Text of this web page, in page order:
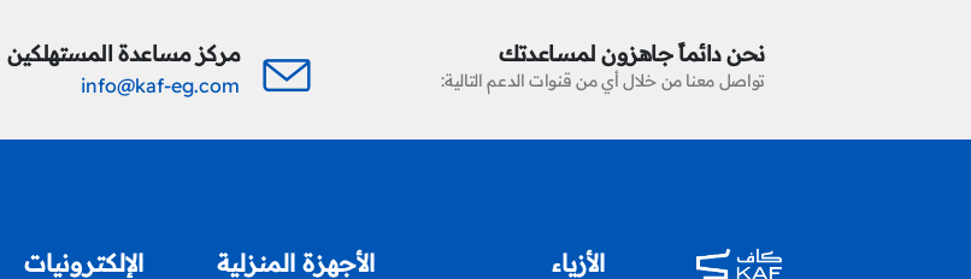
نحن دائماً جاهزون لمساعدتك
تواصل معنا من خلال أي من قنوات الدعم التالية:
مركز مساعدة المستهلكين
info@kaf-eg.com
الأزياء الأجهزة المنزلية الإلكترونيات